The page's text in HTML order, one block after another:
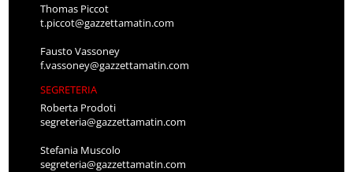
Thomas Piccot
t.piccot@gazzettamatin.com
Fausto Vassoney
f.vassoney@gazzettamatin.com
SEGRETERIA
Roberta Prodoti
segreteria@gazzettamatin.com
Stefania Muscolo
segreteria@gazzettamatin.com